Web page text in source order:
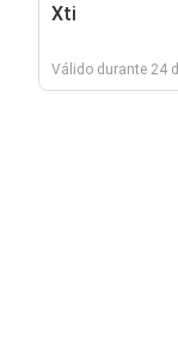
Xti
Válido durante 24